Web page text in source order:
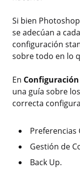
Si bien
se adecúan a
configuración
sobre todo en lo
En
una guía sobre
correcta
Preferencias
Gestión de
Back Up.